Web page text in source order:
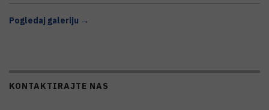
Pogledaj galeriju →
KONTAKTIRAJTE NAS